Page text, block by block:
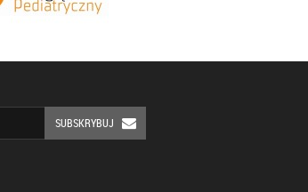
SUBSKRYBUJ